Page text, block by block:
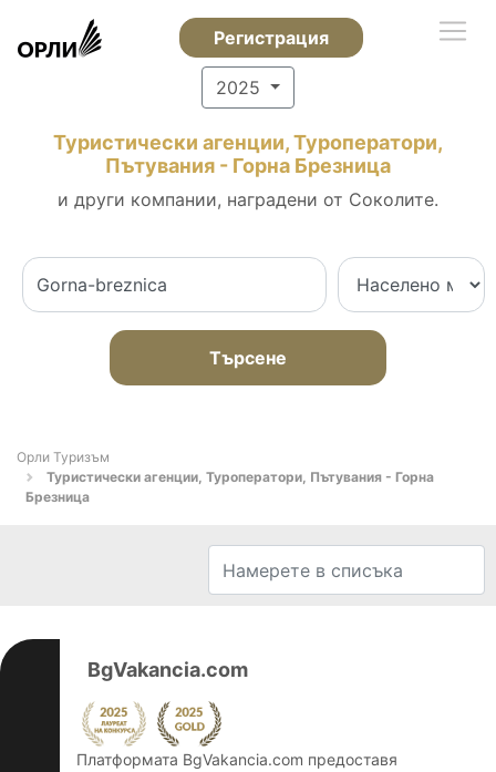
Регистрация
2025
Туристически агенции, Туроператори,
Пътувания - Горна Брезница
и други компании, наградени от Соколите.
Търсене
Орли Туризъм
Туристически агенции, Туроператори, Пътувания - Горна
Брезница
BgVakancia.com
Платформата BgVakancia.com предоставя